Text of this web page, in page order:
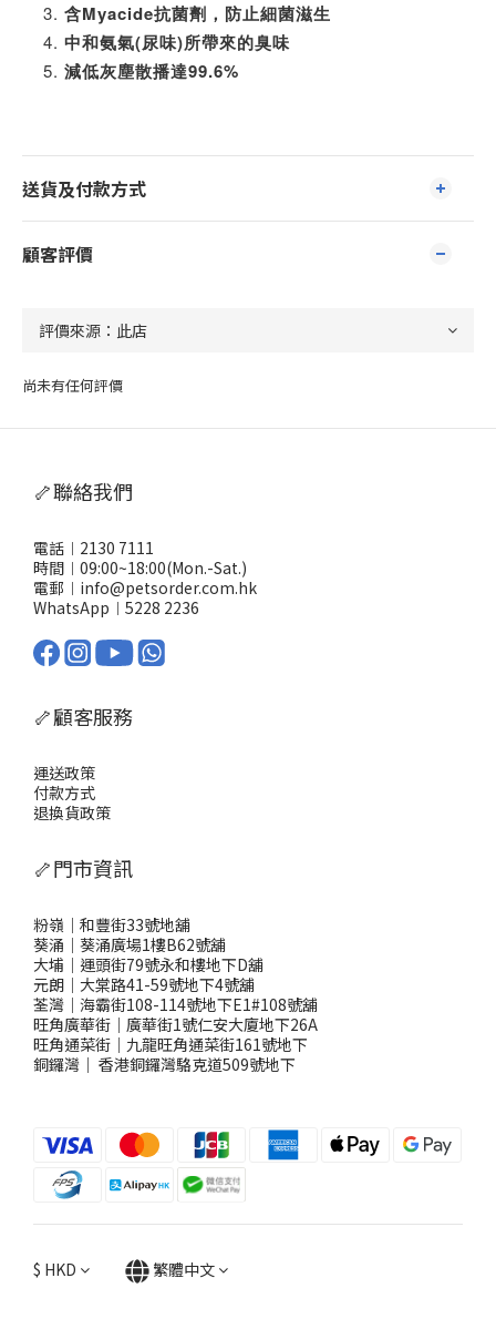
含Myacide抗菌劑，防止細菌滋生
中和氨氣(尿味)所帶來的臭味
減低灰塵散播達99.6%
送貨及付款方式
顧客評價
尚未有任何評價
🦴聯絡我們
電話︱2130 7111
時間︱09:00~18:00(Mon.-Sat.)
電郵︱info@petsorder.com.hk
WhatsApp︱ 5228 2236
🦴顧客服務
運送政策
付款方式
退換貨政策
🦴門市資訊
粉嶺｜和豐街33號地舖
葵涌｜葵涌廣場1樓B62號舖
大埔｜運頭街79號永和樓地下D舖
元朗｜大棠路41-59號地下4號舖
荃灣｜海霸街108-114號地下E1#108號舖
旺角廣華街｜廣華街1號仁安大廈地下26A
旺角通菜街｜九龍旺角通菜街161號地下
銅鑼灣 ｜ 香港銅鑼灣駱克道509號地下
$ HKD 繁體中文